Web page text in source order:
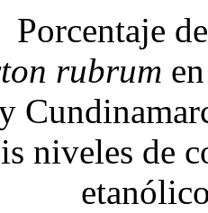
Porcentaje
rubrum
niveles de